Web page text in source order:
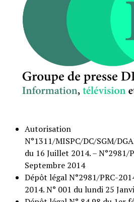
Autorisation
N°1311/MISPC/DC/SGM/
du 16 Juillet 2014. – N°2981/
Septembre 2014
Dépôt légal N°2981/PRC-
2014. N° 001 du lundi 25